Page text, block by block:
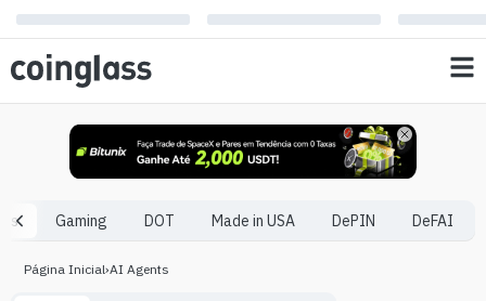
Gaming DOT Made in USA DePIN DeFAI
Página Inicial›AI Agents